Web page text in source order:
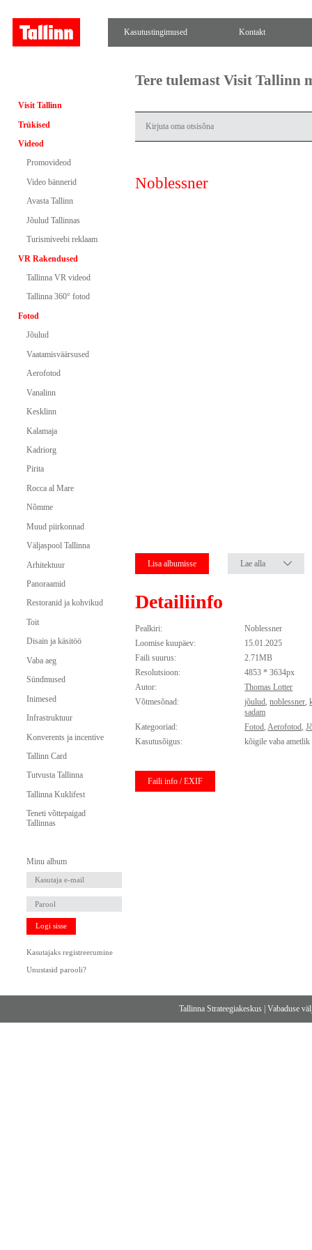
Kasutustingimused Kontakt
Visit Tallinn
Trükised
Videod
Promovideod
Video bännerid
Avasta Tallinn
Jõulud Tallinnas
Turismiveebi reklaam
VR Rakendused
Tallinna VR videod
Tallinna 360° fotod
Fotod
Jõulud
Vaatamisväärsused
Aerofotod
Vanalinn
Kesklinn
Kalamaja
Kadriorg
Pirita
Rocca al Mare
Nõmme
Muud piirkonnad
Väljaspool Tallinna
Arhitektuur
Panoraamid
Restoranid ja kohvikud
Toit
Disain ja käsitöö
Vaba aeg
Sündmused
Inimesed
Infrastruktuur
Konverents ja incentive
Tallinn Card
Tutvusta Tallinna
Tallinna Kuklifest
Teneti võttepaigad
Tallinnas
Minu album
Logi sisse
Kasutajaks registreerumine
Unustasid parooli?
Tere tulemast Visit Tallinn
Noblessner
Lisa albumisse Lae alla
Detailiinfo
Pealkiri:
Noblessner
Loomise kuupäev:
15.01.2025
Faili suurus:
2.71MB
Resolutsioon:
4853 * 3634px
Autor:
Thomas Lotter
Võtmesõnad:
jõulud,noblessner,
sadam
Kategooriad:
Fotod,Aerofotod,
Kasutusõigus:
kõigile vaba
Faili info / EXIF
Tallinna Strateegiakeskus |Vabaduse